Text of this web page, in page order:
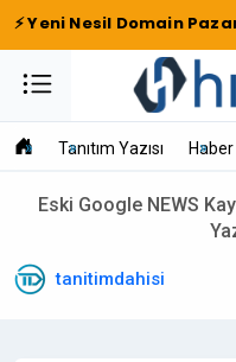
⚡ Yeni Nesil Domain
Tanıtım Yazısı
Eski Google NEWS
tanitimdahisi